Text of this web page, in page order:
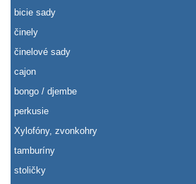
bicie sady
činely
činelové sady
cajon
bongo / djembe
perkusie
Xylofóny, zvonkohry
tamburíny
stoličky